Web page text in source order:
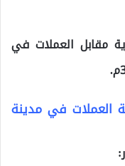
مقابل العملات في
العملات في مدينة